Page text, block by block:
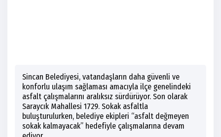
Sincan Belediyesi, vatandaşların daha güvenli ve
konforlu ulaşım sağlaması amacıyla ilçe genelindeki
asfalt çalışmalarını aralıksız sürdürüyor. Son olarak
Saraycık Mahallesi 1729. Sokak asfaltla
buluşturulurken, belediye ekipleri “asfalt değmeyen
sokak kalmayacak” hedefiyle çalışmalarına devam